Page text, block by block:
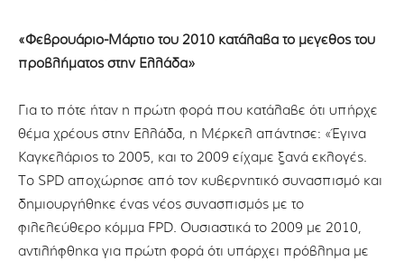
«Φεβρουάριο-Μάρτιο του 2010 κατάλαβα το μέγεθος του
προβλήματος στην Ελλάδα»
Για το πότε ήταν η πρώτη φορά που κατάλαβε ότι υπήρχε
θέμα χρέους στην Ελλάδα, η Μέρκελ απάντησε: «Έγινα
Καγκελάριος το 2005, και το 2009 είχαμε ξανά εκλογές.
Το SPD αποχώρησε από τον κυβερνητικό συνασπισμό και
δημιουργήθηκε ένας νέος συνασπισμός με το
φιλελεύθερο κόμμα FPD. Ουσιαστικά το 2009 με 2010,
αντιλήφθηκα για πρώτη φορά ότι υπάρχει πρόβλημα με